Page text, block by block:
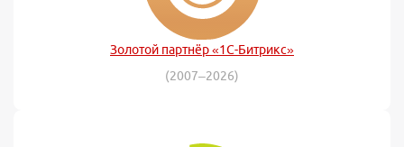
Золотой партнёр «1С-Битрикс»
(2007–2026)